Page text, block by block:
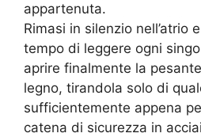
appartenuta.
Rimasi in silenzio nell’atrio
tempo di leggere ogni
aprire finalmente la
legno, tirandola solo di
sufficientemente appena
catena di sicurezza in